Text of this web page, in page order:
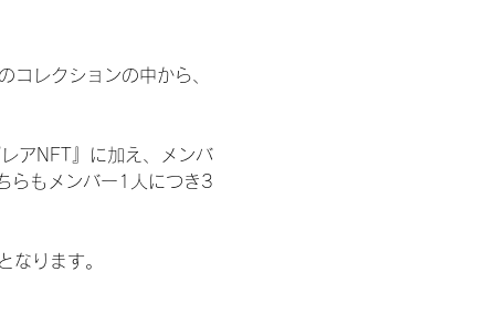
レクションの中から、
アNFT』に加え、メンバ
らもメンバー1人につき3
なります。